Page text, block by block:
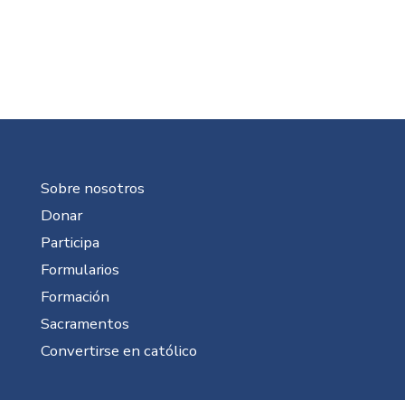
Sobre nosotros
Donar
Participa
Formularios
Formación
Sacramentos
Convertirse en católico